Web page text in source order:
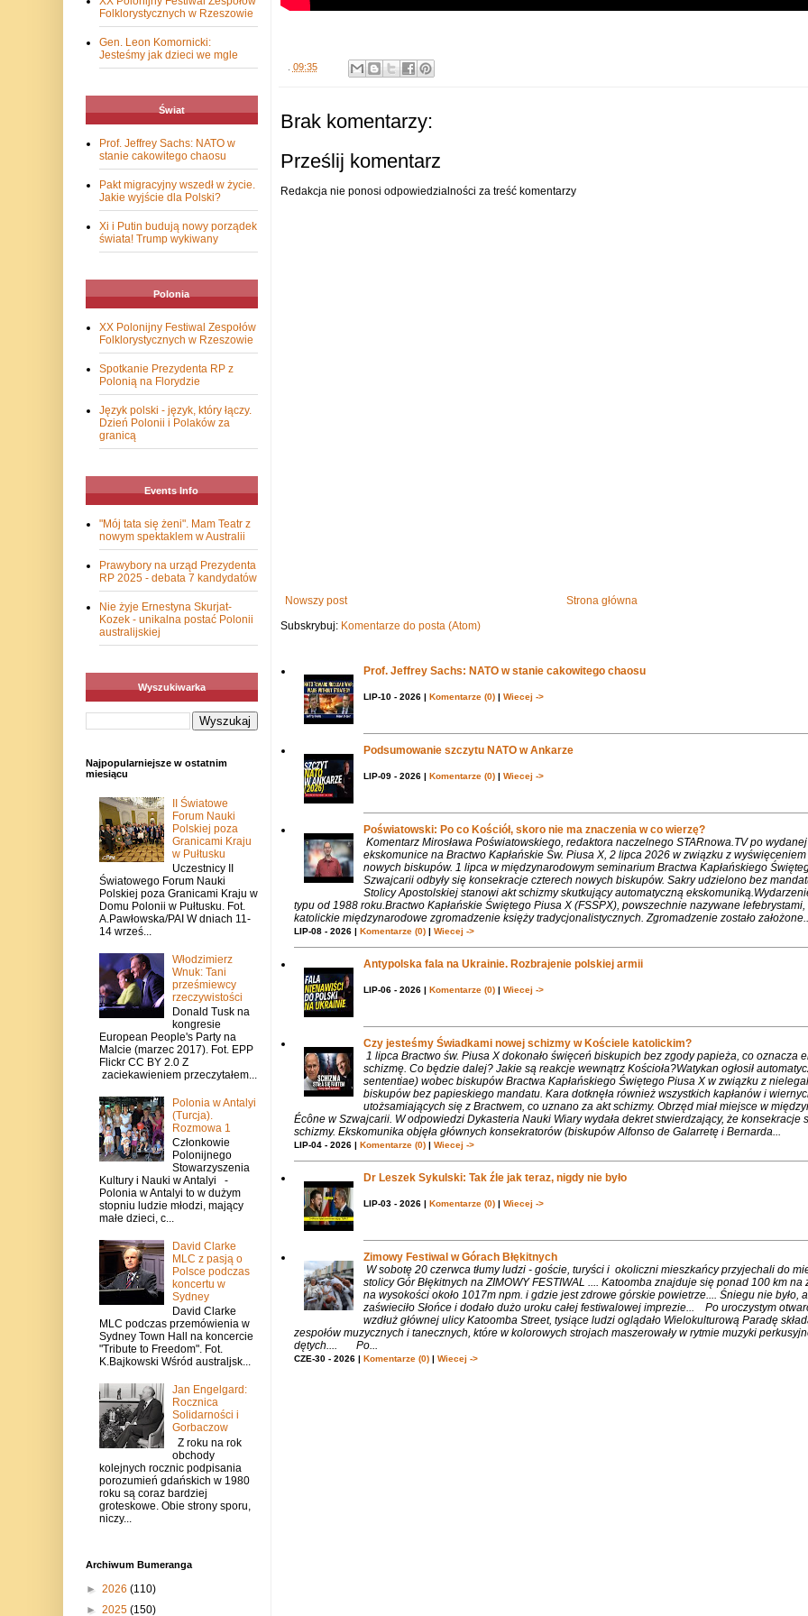
. 09:35
Brak komentarzy:
Prześlij komentarz
Redakcja nie ponosi odpowiedzialności za treść komentarzy
Nowszy post
Strona główna
Subskrybuj: Komentarze do posta (Atom)
Prof. Jeffrey Sachs: NATO w stanie cakowitego chaosu
LIP-10 - 2026 | Komentarze (0)| Wiecej ->
Podsumowanie szczytu NATO w Ankarze
LIP-09 - 2026 | Komentarze (0)| Wiecej ->
Poświatowski: Po co Kościół, skoro nie ma znaczenia w co wierzę?
Komentarz Mirosława Poświatowskiego, redaktora naczelnego STARnowa.TV po
ekskomunice na Bractwo Kapłańskie Św. Piusa X, 2 lipca 2026 w związku z
nowych biskupów. 1 lipca w międzynarodowym seminarium Bractwa Kapłańskiego
Szwajcarii odbyły się konsekracje czterech nowych biskupów. Sakry udzielono bez
Stolicy Apostolskiej stanowi akt schizmy skutkujący automatyczną
typu od 1988 roku.Bractwo Kapłańskie Świętego Piusa X (FSSPX), powszechnie nazywane lefebrystami,
katolickie międzynarodowe zgromadzenie księży tradycjonalistycznych. Zgromadzenie zostało
LIP-08 - 2026 | Komentarze (0)| Wiecej ->
Antypolska fala na Ukrainie. Rozbrajenie polskiej armii
LIP-06 - 2026 | Komentarze (0)| Wiecej ->
Czy jesteśmy Świadkami nowej schizmy w Kościele katolickim?
1 lipca Bractwo św. Piusa X dokonało święceń biskupich bez zgody papieża, co oznacza
schizmę. Co będzie dalej? Jakie są reakcje wewnątrz Kościoła?Watykan ogłosił
sententiae) wobec biskupów Bractwa Kapłańskiego Świętego Piusa X w związku z
biskupów bez papieskiego mandatu. Kara dotknęła również wszystkich kapłanów i
utożsamiających się z Bractwem, co uznano za akt schizmy. Obrzęd miał miejsce w
Écône w Szwajcarii. W odpowiedzi Dykasteria Nauki Wiary wydała dekret stwierdzający, że konsekracje
schizmy. Ekskomunika objęła głównych konsekratorów (biskupów Alfonso de Galarretę i Bernarda...
LIP-04 - 2026 | Komentarze (0)| Wiecej ->
Dr Leszek Sykulski: Tak źle jak teraz, nigdy nie było
LIP-03 - 2026 | Komentarze (0)| Wiecej ->
Zimowy Festiwal w Górach Błękitnych
W sobotę 20 czerwca tłumy ludzi - goście, turyści i okoliczni mieszkańcy przyjechali do
stolicy Gór Błękitnych na ZIMOWY FESTIWAL .... Katoomba znajduje się ponad 100 km
na wysokości około 1017m npm. i gdzie jest zdrowe górskie powietrze.... Śniegu nie było,
zaświeciło Słońce i dodało dużo uroku całej festiwalowej imprezie... Po uroczystym
wzdłuż głównej ulicy Katoomba Street, tysiące ludzi oglądało Wielokulturową Paradę
zespołów muzycznych i tanecznych, które w kolorowych strojach maszerowały w rytmie muzyki
dętych.... Po...
CZE-30 - 2026 | Komentarze (0)| Wiecej ->
Folklorystycznych w Rzeszowie
Gen. Leon Komornicki:
Jesteśmy jak dzieci we mgle
Świat
Prof. Jeffrey Sachs: NATO w
stanie cakowitego chaosu
Pakt migracyjny wszedł w życie.
Jakie wyjście dla Polski?
Xi i Putin budują nowy porządek
świata! Trump wykiwany
Polonia
XX Polonijny Festiwal Zespołów
Folklorystycznych w Rzeszowie
Spotkanie Prezydenta RP z
Polonią na Florydzie
Język polski - język, który łączy.
Dzień Polonii i Polaków za
granicą
Events Info
"Mój tata się żeni". Mam Teatr z
nowym spektaklem w Australii
Prawybory na urząd Prezydenta
RP 2025 - debata 7 kandydatów
Nie żyje Ernestyna Skurjat-
Kozek - unikalna postać Polonii
australijskiej
Wyszukiwarka
Najpopularniejsze w ostatnim
miesiącu
II Światowe
Forum Nauki
Polskiej poza
Granicami Kraju
w Pułtusku
Uczestnicy II
Światowego Forum Nauki
Polskiej poza Granicami Kraju w
Domu Polonii w Pułtusku. Fot.
A.Pawłowska/PAI W dniach 11-
14 wrześ...
Włodzimierz
Wnuk: Tani
prześmiewcy
rzeczywistości
Donald Tusk na
kongresie
European People's Party na
Malcie (marzec 2017). Fot. EPP
Flickr CC BY 2.0 Z
zaciekawieniem przeczytałem...
Polonia w Antalyi
(Turcja).
Rozmowa 1
Członkowie
Polonijnego
Stowarzyszenia
Kultury i Nauki w Antalyi -
Polonia w Antalyi to w dużym
stopniu ludzie młodzi, mający
małe dzieci, c...
David Clarke
MLC z pasją o
Polsce podczas
koncertu w
Sydney
David Clarke
MLC podczas przemówienia w
Sydney Town Hall na koncercie
"Tribute to Freedom". Fot.
K.Bajkowski Wśród australjsk...
Jan Engelgard:
Rocznica
Solidarności i
Gorbaczow
Z roku na rok
obchody
kolejnych rocznic podpisania
porozumień gdańskich w 1980
roku są coraz bardziej
groteskowe. Obie strony sporu,
niczy...
Archiwum Bumeranga
► 2026 (110)
► 2025 (150)